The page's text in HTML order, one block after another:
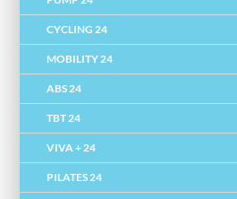
CYCLING 24
MOBILITY 24
ABS 24
TBT 24
VIVA + 24
PILATES 24